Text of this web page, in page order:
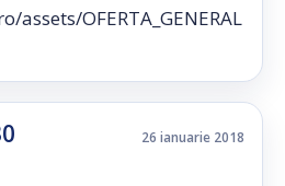
assets/OFERTA_GENERAL
26 ianuarie 2018